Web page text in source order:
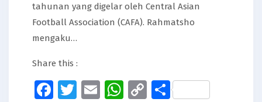
tahunan yang digelar oleh Central Asian
Football Association (CAFA). Rahmatsho
mengaku…
Share this :
Facebook
Twitter
EmailWhatsApp
CopyShare